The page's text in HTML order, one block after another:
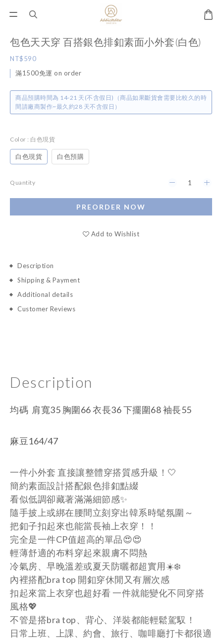
包色天天穿 百搭銀色排釦素面小外套(白色)
NT$590
滿1500免運 on order
商品預購時間為 14-21 天(不含假日)（商品如果斷貨會需要比較久的時
間請廠商製作~最久約28 天不含假日）
Color : 白色現貨
白色現貨 白色預購
Quantity
PREORDER NOW
Add to Wishlist
Description
Shipping & Payment
Additional details
Customer Reviews
Description
均碼 肩寬35 胸圍66 衣長36 下擺圍68 袖長55
麻豆164/47
一件小外套 直接讓整體穿搭質感升級！🤍
簡約素面設計搭配銀色排釦點綴
看似低調卻藏著滿滿細節感✨
隨手披上或綁在腰間立刻穿出韓系時髦氛圍～
把釦子扣起來也能當長袖上衣穿！！
完全是一件CP值超高的單品😍😍
輕薄舒適的布料穿起來親膚不悶熱
冷氣房、早晚溫差或夏天防曬都超實用☀️❄️
內裡搭配bra top 開釦穿休閒又有層次感
扣起來當上衣穿也超好看 一件就能變化不同穿搭
風格💖
不管是搭bra top、背心、洋裝都能輕鬆駕馭！
日常上班、上課、約會、旅行、咖啡廳打卡都很適